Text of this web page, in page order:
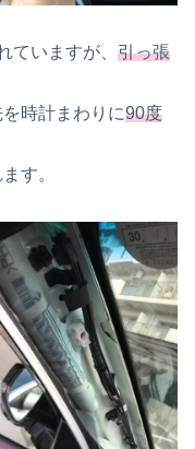
ていますが、 引っ張
時計まわりに90度
す。